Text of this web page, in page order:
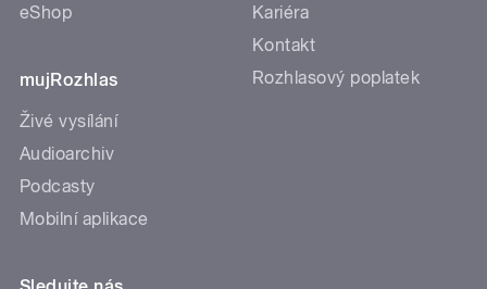
eShop
mujRozhlas
Živé vysílání
Audioarchiv
Podcasty
Mobilní aplikace
Kariéra
Kontakt
Rozhlasový poplatek